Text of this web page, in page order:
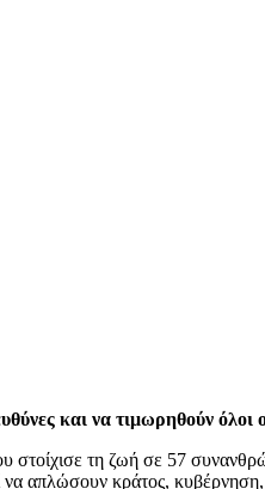
και να τιμωρηθούν όλοι
τη ζωή σε 57
να απλώσουν κράτος,